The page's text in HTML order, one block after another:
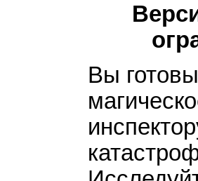
Вы